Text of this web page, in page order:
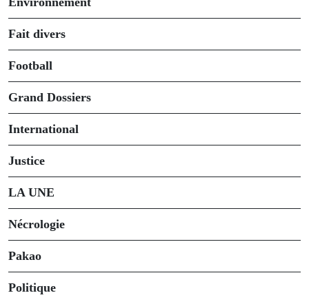
Fait divers
Football
Grand Dossiers
International
Justice
LA UNE
Nécrologie
Pakao
Politique